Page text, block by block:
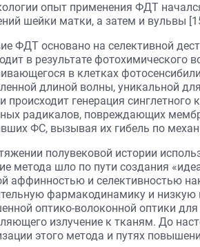
опыт применения ФДТ
шейки матки, а затем и вульвы
ФДТ основано на селективной
в результате фотохимического
в клетках
длиной волны, уникальной
происходит генерация
радикалов, повреждающих
ФС, вызывая их гибель по
полувековой истории
метода шло по пути создания
аффинностью и селективностью
фармакодинамику и
оптико-волоконной оптики
излучение к тканям. До
этого метода и путях